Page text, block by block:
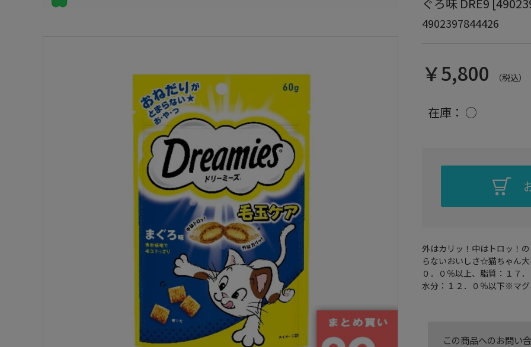
4902397844426
￥5,800 （税込）
在庫： ○
外はカリッ！中はトロッ！
らないおいしさ☆猫ちゃん
０．０％以上、脂質：１７
水分：１２．０％以下※マ
この商品へのお問い